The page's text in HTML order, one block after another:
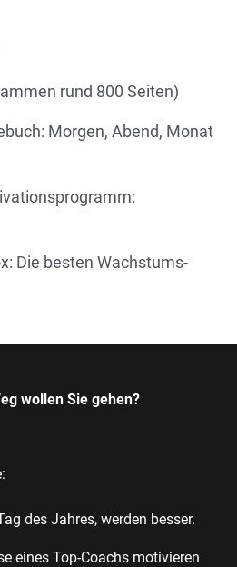
rund 800 Seiten)
Morgen, Abend, Monat
Die besten Wachstums-
wollen Sie gehen?
des Jahres, werden besser.
eines Top-Coachs motivieren